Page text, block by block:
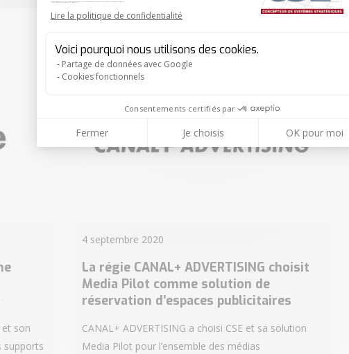
Lire la politique de confidentialité
Voici pourquoi nous utilisons des cookies.
Partage de données avec Google
Cookies fonctionnels
Consentements certifiés par
Fermer Je choisis OK pour moi
Axeptio consent
Actualités
et son
supports
4 septembre 2020
La régie CANAL+ ADVERTISING choisit
Media Pilot comme solution de
réservation d’espaces publicitaires
CANAL+ ADVERTISING a choisi CSE et sa solution
Media Pilot pour l’ensemble des médias